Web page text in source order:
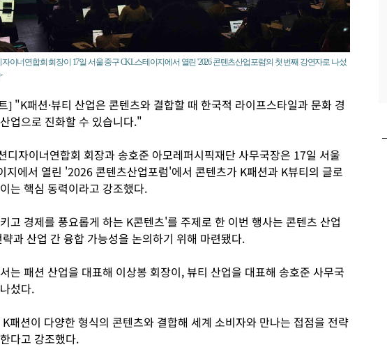
이너연합회 회장이 17일 서울 중구 CKL스테이지에서 열린 '2026 콘텐츠산업포럼'의 첫 번째 강연자로 나섰
] "K패션·뷰티 산업은 콘텐츠와 결합할 때 한국적 라이프스타일과 문화 경
업으로 진화할 수 있습니다."
디자이너연합회 회장과 송호준 아모레퍼시픽재단 사무국장은 17일 서울
지에서 열린 '2026 콘텐츠산업포럼'에서 콘텐츠가 K패션과 K뷰티의 글로
는 핵심 동력이라고 강조했다.
고 경제를 풍요롭게 하는 K콘텐츠'를 주제로 한 이번 행사는 콘텐츠 산업
과 산업 간 융합 가능성을 논의하기 위해 마련됐다.
는 패션 산업을 대표해 이상봉 회장이, 뷰티 산업을 대표해 송호준 사무국
섰다.
패션이 다양한 형식의 콘텐츠와 결합해 세계 소비자와 만나는 접점을 전략
다고 강조했다.